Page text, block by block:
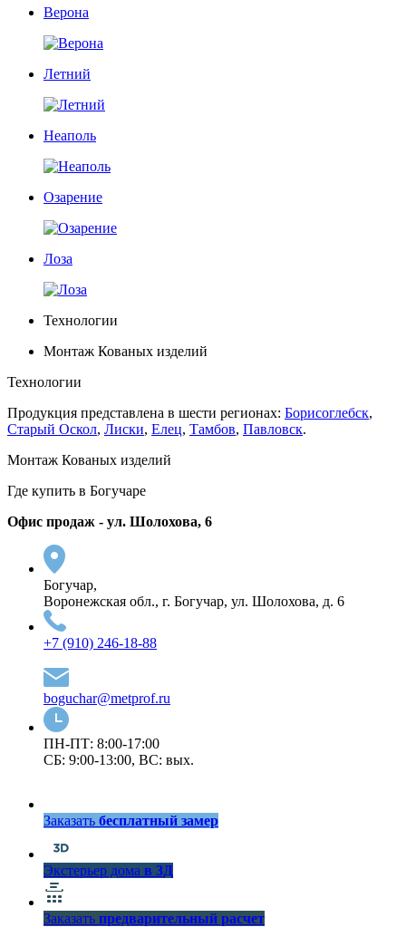
Верона
Летний
Неаполь
Озарение
Лоза
Технологии
Монтаж Кованых изделий
Технологии
Продукция представлена в шести регионах: Борисоглебск,
Старый Оскол, Лиски, Елец, Тамбов, Павловск.
Монтаж Кованых изделий
Где купить в Богучаре
Офис продаж - ул. Шолохова, 6
Богучар,
Воронежская обл., г. Богучар, ул. Шолохова, д. 6
+7 (910) 246-18-88
boguchar@metprof.ru
ПН-ПТ: 8:00-17:00
СБ: 9:00-13:00, ВС: вых.
Заказать бесплатный замер
Экстерьер дома в 3Д
Заказать предварительный расчет